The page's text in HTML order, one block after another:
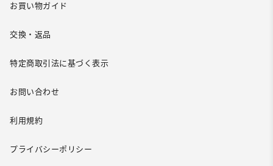
お買い物ガイド
交換・返品
特定商取引法に基づく表示
お問い合わせ
利用規約
プライバシーポリシー